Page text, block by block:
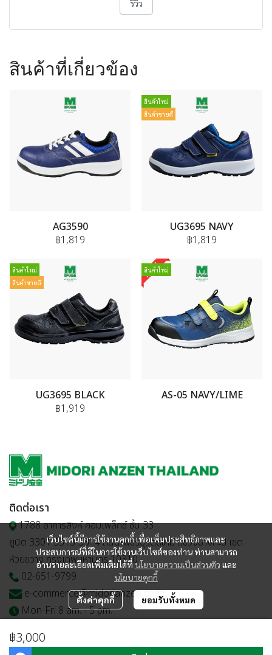
รีวิว
สินค้าที่เกี่ยวข้อง
AG3590
฿1,819
สินค้าใหม่
สินค้าขายดี
UG3695 NAVY
฿1,819
สินค้าใหม่
สินค้าขายดี
UG3695 BLACK
฿1,919
สินค้าใหม่
AS-05 NAVY/LIME
฿3,000
เว็บไซต์นี้มีการใช้งานคุกกี้ เพื่อเพิ่มประสิทธิภาพและ
ประสบการณ์ที่ดีในการใช้งานเว็บไซต์ของท่าน ท่านสามารถ
อ่านรายละเอียดเพิ่มเติมได้ที่นโยบายความเป็นส่วนตัว และ
นโยบายคุกกี้
ตั้งค่าคุกกี้ ยอมรับทั้งหมด
ติดต่อเรา
1788 อาคารสิงห์ คอมเพล็กซ์ ชั้น 33
ยูนิต 3301 3313-3314 ถนนเพชรบุรีตัดใหม่ แขวงบางกะปิ เขต
ห้วยขวาง กรุงเทพมหานคร 10310
02-651-9799
e-commerce@midorianzen.co.th
Mon-Fri 8 am. - 5 pm.